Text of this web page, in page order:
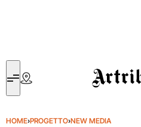
Artribune
HOME›PROGETTO›NEW MEDIA